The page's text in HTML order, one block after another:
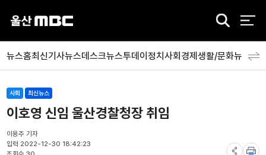
검
뉴스홈최신기사뉴스데스크뉴스투데이정치사회경제생활/문화뉴스특
사회 최신뉴스
이호영 신임 울산경찰청장 취임
이용주 기자
입력 2022-12-30 18:42:23